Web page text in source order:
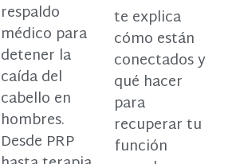
respaldo
médico para
detener la
caída del
cabello en
hombres.
Desde PRP
te explica
cómo están
conectados y
qué hacer
para
recuperar tu
función